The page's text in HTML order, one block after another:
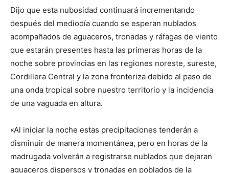
Dijo que esta nubosidad continuará incrementando
después del mediodía cuando se esperan nublados
acompañados de aguaceros, tronadas y ráfagas de viento
que estarán presentes hasta las primeras horas de la
noche sobre provincias en las regiones noreste, sureste,
Cordillera Central y la zona fronteriza debido al paso de
una onda tropical sobre nuestro territorio y la incidencia
de una vaguada en altura.
«Al iniciar la noche estas precipitaciones tenderán a
disminuir de manera momentánea, pero en horas de la
madrugada volverán a registrarse nublados que dejaran
aguaceros dispersos y tronadas en poblados de la